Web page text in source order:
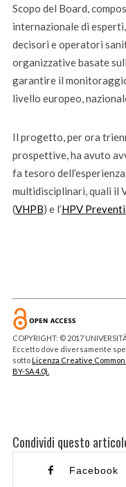
Scopo del Board,
internazionale di
decisori e operatori
organizzative basate
garantire il
livello europeo,
Il progetto, per ora
prospettive, ha avuto
fa tesoro
multidisciplinari, quali il
(VHPB) e l’HPV
COPYRIGHT: © 2017
Eccetto dove diversamente
sottoLicenza Creative
BY-SA 4.0).
Condividi questo
Facebook